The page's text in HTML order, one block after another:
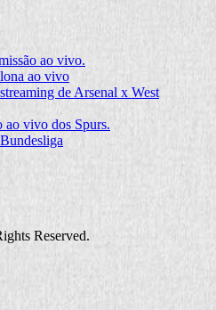
ao vivo.
ao vivo
de Arsenal x West
ao vivo dos Spurs.
Reserved.